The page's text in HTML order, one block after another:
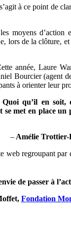
à ce point de
moyens d’action
lors de la clôture,
année, Laure
Bourcier (agent
à orienter leur
qu’il en soit,
met en place un
–Amélie Trottier-
web regroupant par
de passer à
Fondation